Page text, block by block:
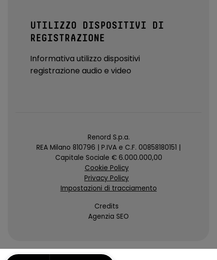
UTILIZZO DISPOSITIVI DI
REGISTRAZIONE
Informativa utilizzo dispositivi
registrazione audio e video
Renord S.p.a.
REA Milano 810796 | P.IVA e C.F. 00858180151 |
Capitale Sociale € 6.000.000,00
Cookie Policy
Privacy Policy
Impostazioni di tracciamento
Credits
Agenzia SEO